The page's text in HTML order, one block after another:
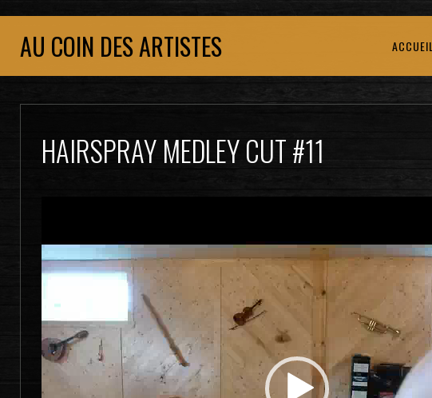
AU COIN DES ARTISTES ACCUEIL
HAIRSPRAY MEDLEY CUT #11